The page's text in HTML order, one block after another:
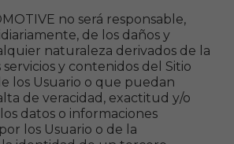
no será responsable,
de los daños y
naturaleza derivados de la
y contenidos del Sitio
los Usuario o que puedan
de veracidad, exactitud y/o
datos o informaciones
los Usuario o de la